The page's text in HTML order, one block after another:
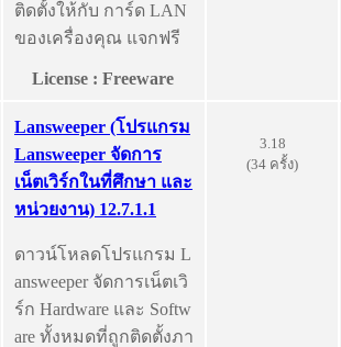
ติดตั้งให้กับ การ์ด LAN
ของเครื่องคุณ แจกฟรี
License : Freeware
Lansweeper (โปรแกรม
Lansweeper จัดการ
เน็ตเวิร์กในที่ศึกษา และ
หน่วยงาน) 12.7.1.1
ดาวน์โหลดโปรแกรม L
answeeper จัดการเน็ตเวิ
ร์ก Hardware และ Softw
are ทั้งหมดที่ถูกติดตั้งภา
3.18
(34 ครั้ง)